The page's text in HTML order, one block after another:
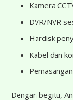
Kamera
DVR/NVR
Hardisk
Kabel dan
Dengan begitu,